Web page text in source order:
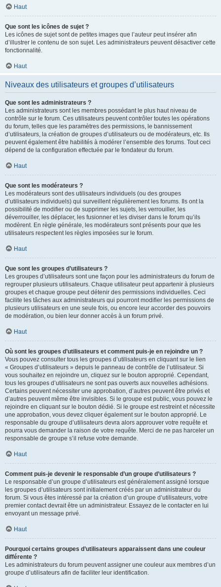
Haut
Que sont les icônes de sujet ?
Les icônes de sujet sont de petites images que l’auteur peut insérer afin
d’illustrer le contenu de son sujet. Les administrateurs peuvent désactiver cette
fonctionnalité.
Haut
Niveaux des utilisateurs et groupes d’utilisateurs
Que sont les administrateurs ?
Les administrateurs sont les membres possédant le plus haut niveau de
contrôle sur le forum. Ces utilisateurs peuvent contrôler toutes les opérations
du forum, telles que les paramètres des permissions, le bannissement
d’utilisateurs, la création de groupes d’utilisateurs ou de modérateurs, etc. Ils
peuvent également être habilités à modérer l’ensemble des forums. Tout ceci
dépend de la configuration effectuée par le fondateur du forum.
Haut
Que sont les modérateurs ?
Les modérateurs sont des utilisateurs individuels (ou des groupes
d’utilisateurs individuels) qui surveillent régulièrement les forums. Ils ont la
possibilité de modifier ou de supprimer les sujets, les verrouiller, les
déverrouiller, les déplacer, les fusionner et les diviser dans le forum qu’ils
modèrent. En règle générale, les modérateurs sont présents pour que les
utilisateurs respectent les règles imposées sur le forum.
Haut
Que sont les groupes d’utilisateurs ?
Les groupes d’utilisateurs sont une façon pour les administrateurs du forum de
regrouper plusieurs utilisateurs. Chaque utilisateur peut appartenir à plusieurs
groupes et chaque groupe peut détenir des permissions individuelles. Ceci
facilite les tâches aux administrateurs qui pourront modifier les permissions de
plusieurs utilisateurs en une seule fois, ou encore leur accorder des pouvoirs
de modération, ou bien leur donner accès à un forum privé.
Haut
Où sont les groupes d’utilisateurs et comment puis-je en rejoindre un ?
Vous pouvez consulter tous les groupes d’utilisateurs en cliquant sur le lien
« Groupes d’utilisateurs » depuis le panneau de contrôle de l’utilisateur. Si
vous souhaitez en rejoindre un, cliquez sur le bouton approprié. Cependant,
tous les groupes d’utilisateurs ne sont pas ouverts aux nouvelles adhésions.
Certains peuvent nécessiter une approbation, d’autres peuvent être privés et
d’autres peuvent même être invisibles. Si le groupe est public, vous pouvez le
rejoindre en cliquant sur le bouton dédié. Si le groupe est restreint et nécessite
une approbation, vous devez cliquer également sur le bouton approprié. Le
responsable du groupe d’utilisateurs devra alors approuver votre requête et
pourra vous demander la raison de votre requête. Merci de ne pas harceler un
responsable de groupe s’il refuse votre demande.
Haut
Comment puis-je devenir le responsable d’un groupe d’utilisateurs ?
Le responsable d’un groupe d’utilisateurs est généralement assigné lorsque
les groupes d’utilisateurs sont initialement créés par un administrateur du
forum. Si vous êtes intéressé par la création d’un groupe d’utilisateurs, votre
premier contact devrait être un administrateur. Essayez de le contacter en lui
envoyant un message privé.
Haut
Pourquoi certains groupes d’utilisateurs apparaissent dans une couleur
différente ?
Les administrateurs du forum peuvent assigner une couleur aux membres d’un
groupe d’utilisateurs afin de faciliter leur identification.